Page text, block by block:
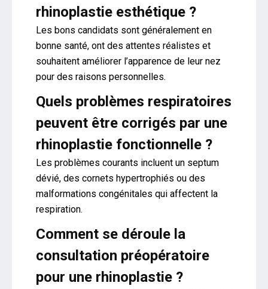
rhinoplastie esthétique ?
Les bons candidats sont généralement en
bonne santé, ont des attentes réalistes et
souhaitent améliorer l’apparence de leur nez
pour des raisons personnelles.
Quels problèmes respiratoires
peuvent être corrigés par une
rhinoplastie fonctionnelle ?
Les problèmes courants incluent un septum
dévié, des cornets hypertrophiés ou des
malformations congénitales qui affectent la
respiration.
Comment se déroule la
consultation préopératoire
pour une rhinoplastie ?